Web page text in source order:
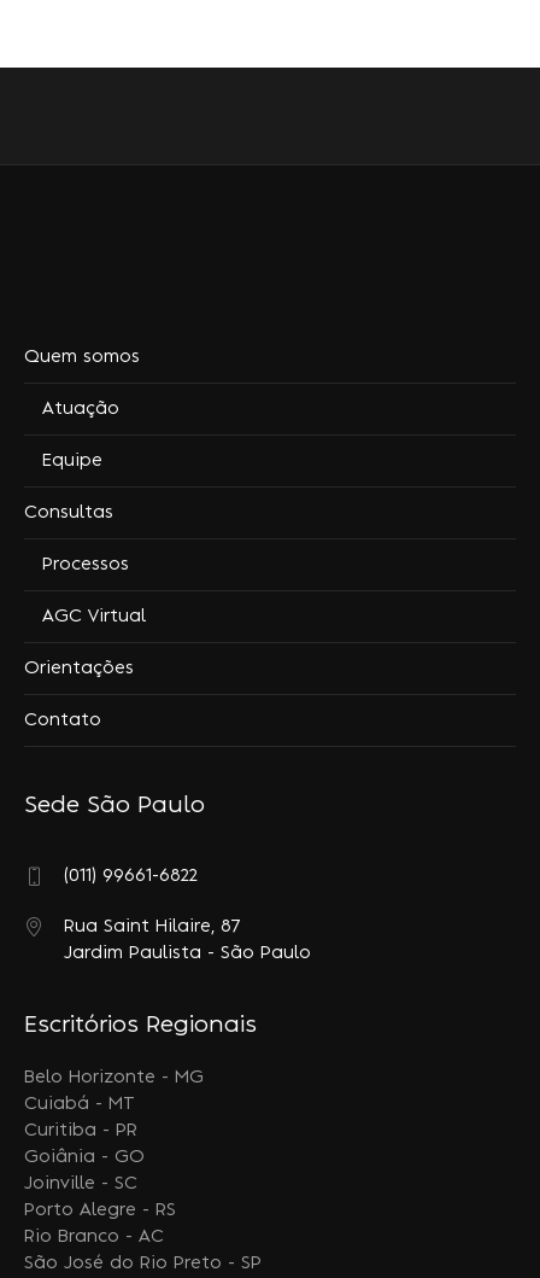
Quem somos
Atuação
Equipe
Consultas
Processos
AGC Virtual
Orientações
Contato
Sede São Paulo
(011) 99661-6822
Rua Saint Hilaire, 87
Jardim Paulista - São Paulo
Escritórios Regionais
Belo Horizonte - MG
Cuiabá - MT
Curitiba - PR
Goiânia - GO
Joinville - SC
Porto Alegre - RS
Rio Branco - AC
São José do Rio Preto - SP